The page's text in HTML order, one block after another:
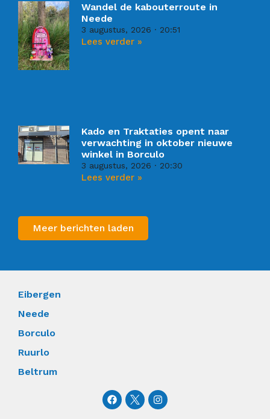
Wandel de kabouterroute in
Neede
3 augustus, 2026 20:51
Lees verder »
Kado en Traktaties opent naar
verwachting in oktober nieuwe
winkel in Borculo
3 augustus, 2026 20:30
Lees verder »
Meer berichten laden
Eibergen
Neede
Borculo
Ruurlo
Beltrum
F
a
I
n